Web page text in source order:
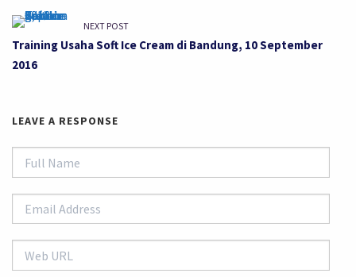
NEXT POST
Training Usaha Soft Ice Cream di Bandung, 10 September
2016
LEAVE A RESPONSE